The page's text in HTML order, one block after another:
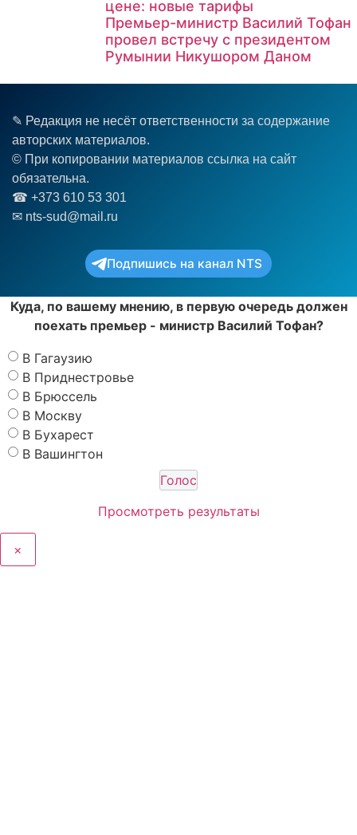
цене: новые тарифы
Премьер-министр Василий Тофан
провел встречу с президентом
Румынии Никушором Даном
✎ Редакция не несёт ответственности за содержание
авторских материалов.
© При копировании материалов ссылка на сайт
обязательна.
☎︎ +373 610 53 301
✉ nts-sud@mail.ru
Подпишись на канал NTS
Куда, по вашему мнению, в первую очередь должен
поехать премьер - министр Василий Тофан?
В Гагаузию
В Приднестровье
В Брюссель
В Москву
В Бухарест
В Вашингтон
Просмотреть результаты
×